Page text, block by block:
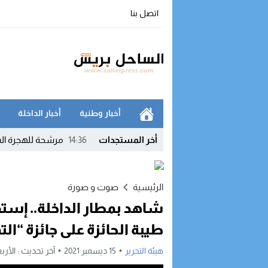
اتصل بنا
أخبار وطنية أخبار الداخلة
أخر المستجدات 14:36 مرشحة للهجرة
تحول دبلوماسي
10:45
07:41 البنك الدولي:
23:35 اتصالات المغرب
18:45 مدريد تصعّد ضد
الرئيسية صوت و صورة
شاهد بمطار الداخلة..
طيبة الحائزة على جائزة
هيئة التحرير 15 ديسمبر 2021 آخر تحديث : الأربعاء, 15 ديسمبر,